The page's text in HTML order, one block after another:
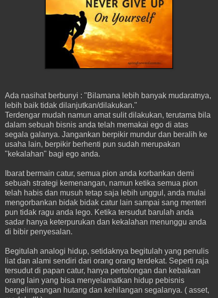
Ada nasihat berbunyi : "Bilamana lebih banyak mudaratnya,
lebih baik tidak dilanjutkan/dilakukan."
Terdengar mudah namun amat sulit dilakukan, terutama bila
dalam sebuah bisnis anda telah memakai ego di atas
segala galanya. Jangankan berpikir mundur dan beralih ke
usaha lain, berpikir berhenti pun sudah merupakan
"kekalahan" bagi ego anda.
Ibarat bermain catur, semua pion anda korbankan demi
sebuah strategi kemenangan, namun ketika semua pion
telah habis dan musuh tetap saja lebih unggul, anda mulai
mengorbankan bidak bidak catur lain sampai sang menteri
pun tidak ragu anda lego. Ketika tersudut barulah anda
sadar hanya keterpurukan dan kekalahan menunggu anda
di bibir penyesalan.
Begitulah analogi hidup, setidaknya begitulah yang penulis
liat dan alami sendiri dari orang orang terdekat. Seperti raja
tersudut di papan catur, hanya pertolongan dan kebaikan
orang lain yang bisa menyelamatkan hidup pebisnis
bergelimpangan hutang dan kehilangan segalanya. ( asset,